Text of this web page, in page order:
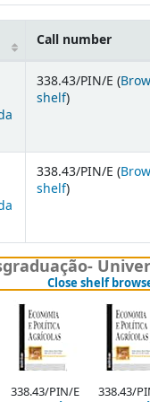
Call number
338.43/PIN/E (
shelf(Opens below)
)
338.43/PIN/E (
shelf(Opens below)
)
Close shelf
338.43/PIN/E 338.43/